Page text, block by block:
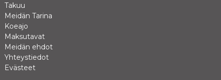
Takuu
Meidän Tarina
Koeajo
Maksutavat
Meidän ehdot
Yhteystiedot
Evästeet